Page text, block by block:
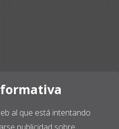
al que está intentando
publicidad sobre